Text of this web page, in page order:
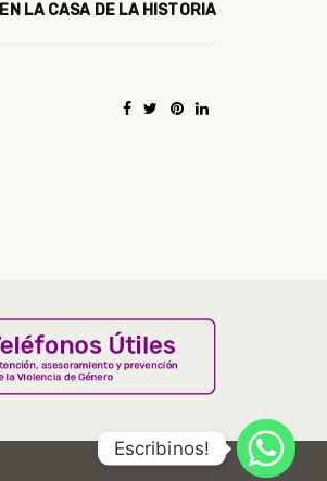
LA CASA DE LA HISTORIA
Escribinos!